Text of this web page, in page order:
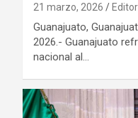
21 marzo, 2026
Guanajuato,
2026.- Guanajuato
nacional al…